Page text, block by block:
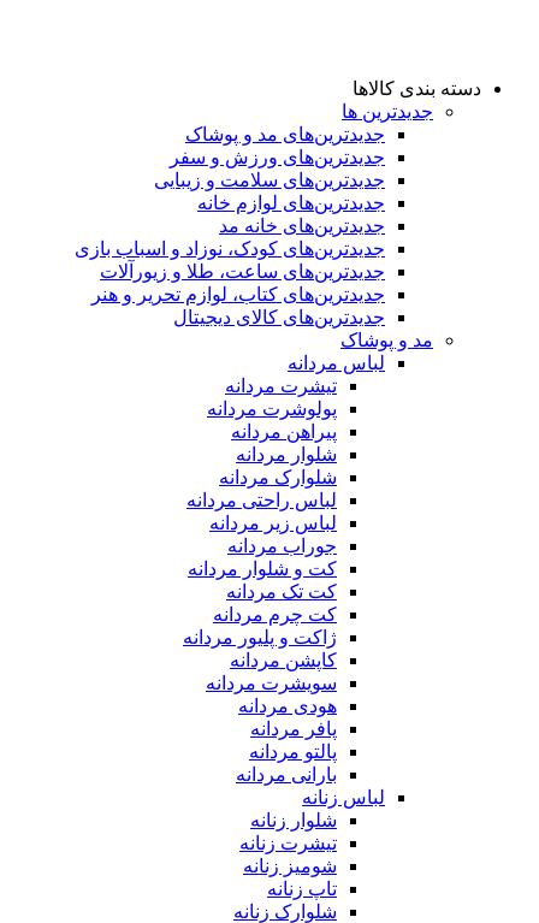
دسته بندی کالاها
جدیدترین ها
جدید‌ترین‌های مد و پوشاک
جدید‌ترین‌های ورزش و سفر
جدید‌ترین‌های سلامت و زیبایی
جدید‌ترین‌های لوازم خانه
جدیدترین‌های خانه مد
جدید‌ترین‌های کودک، نوزاد و اسباب بازی
جدید‌ترین‌های ساعت، طلا و زیورآلات
جدید‌ترین‌های کتاب، لوازم تحریر و هنر
جدید‌ترین‌های کالای دیجیتال
مد و پوشاک
لباس مردانه
تیشرت مردانه
پولوشرت مردانه
پیراهن مردانه
شلوار مردانه
شلوارک مردانه
لباس راحتی مردانه
لباس زیر مردانه
جوراب مردانه
کت و شلوار مردانه
کت تک مردانه
کت چرم مردانه
ژاکت و پلیور مردانه
کاپشن مردانه
سویشرت مردانه
هودی مردانه
پافر مردانه
پالتو مردانه
بارانی مردانه
لباس زنانه
شلوار زنانه
تیشرت زنانه
شومیز زنانه
تاپ زنانه
شلوارک زنانه